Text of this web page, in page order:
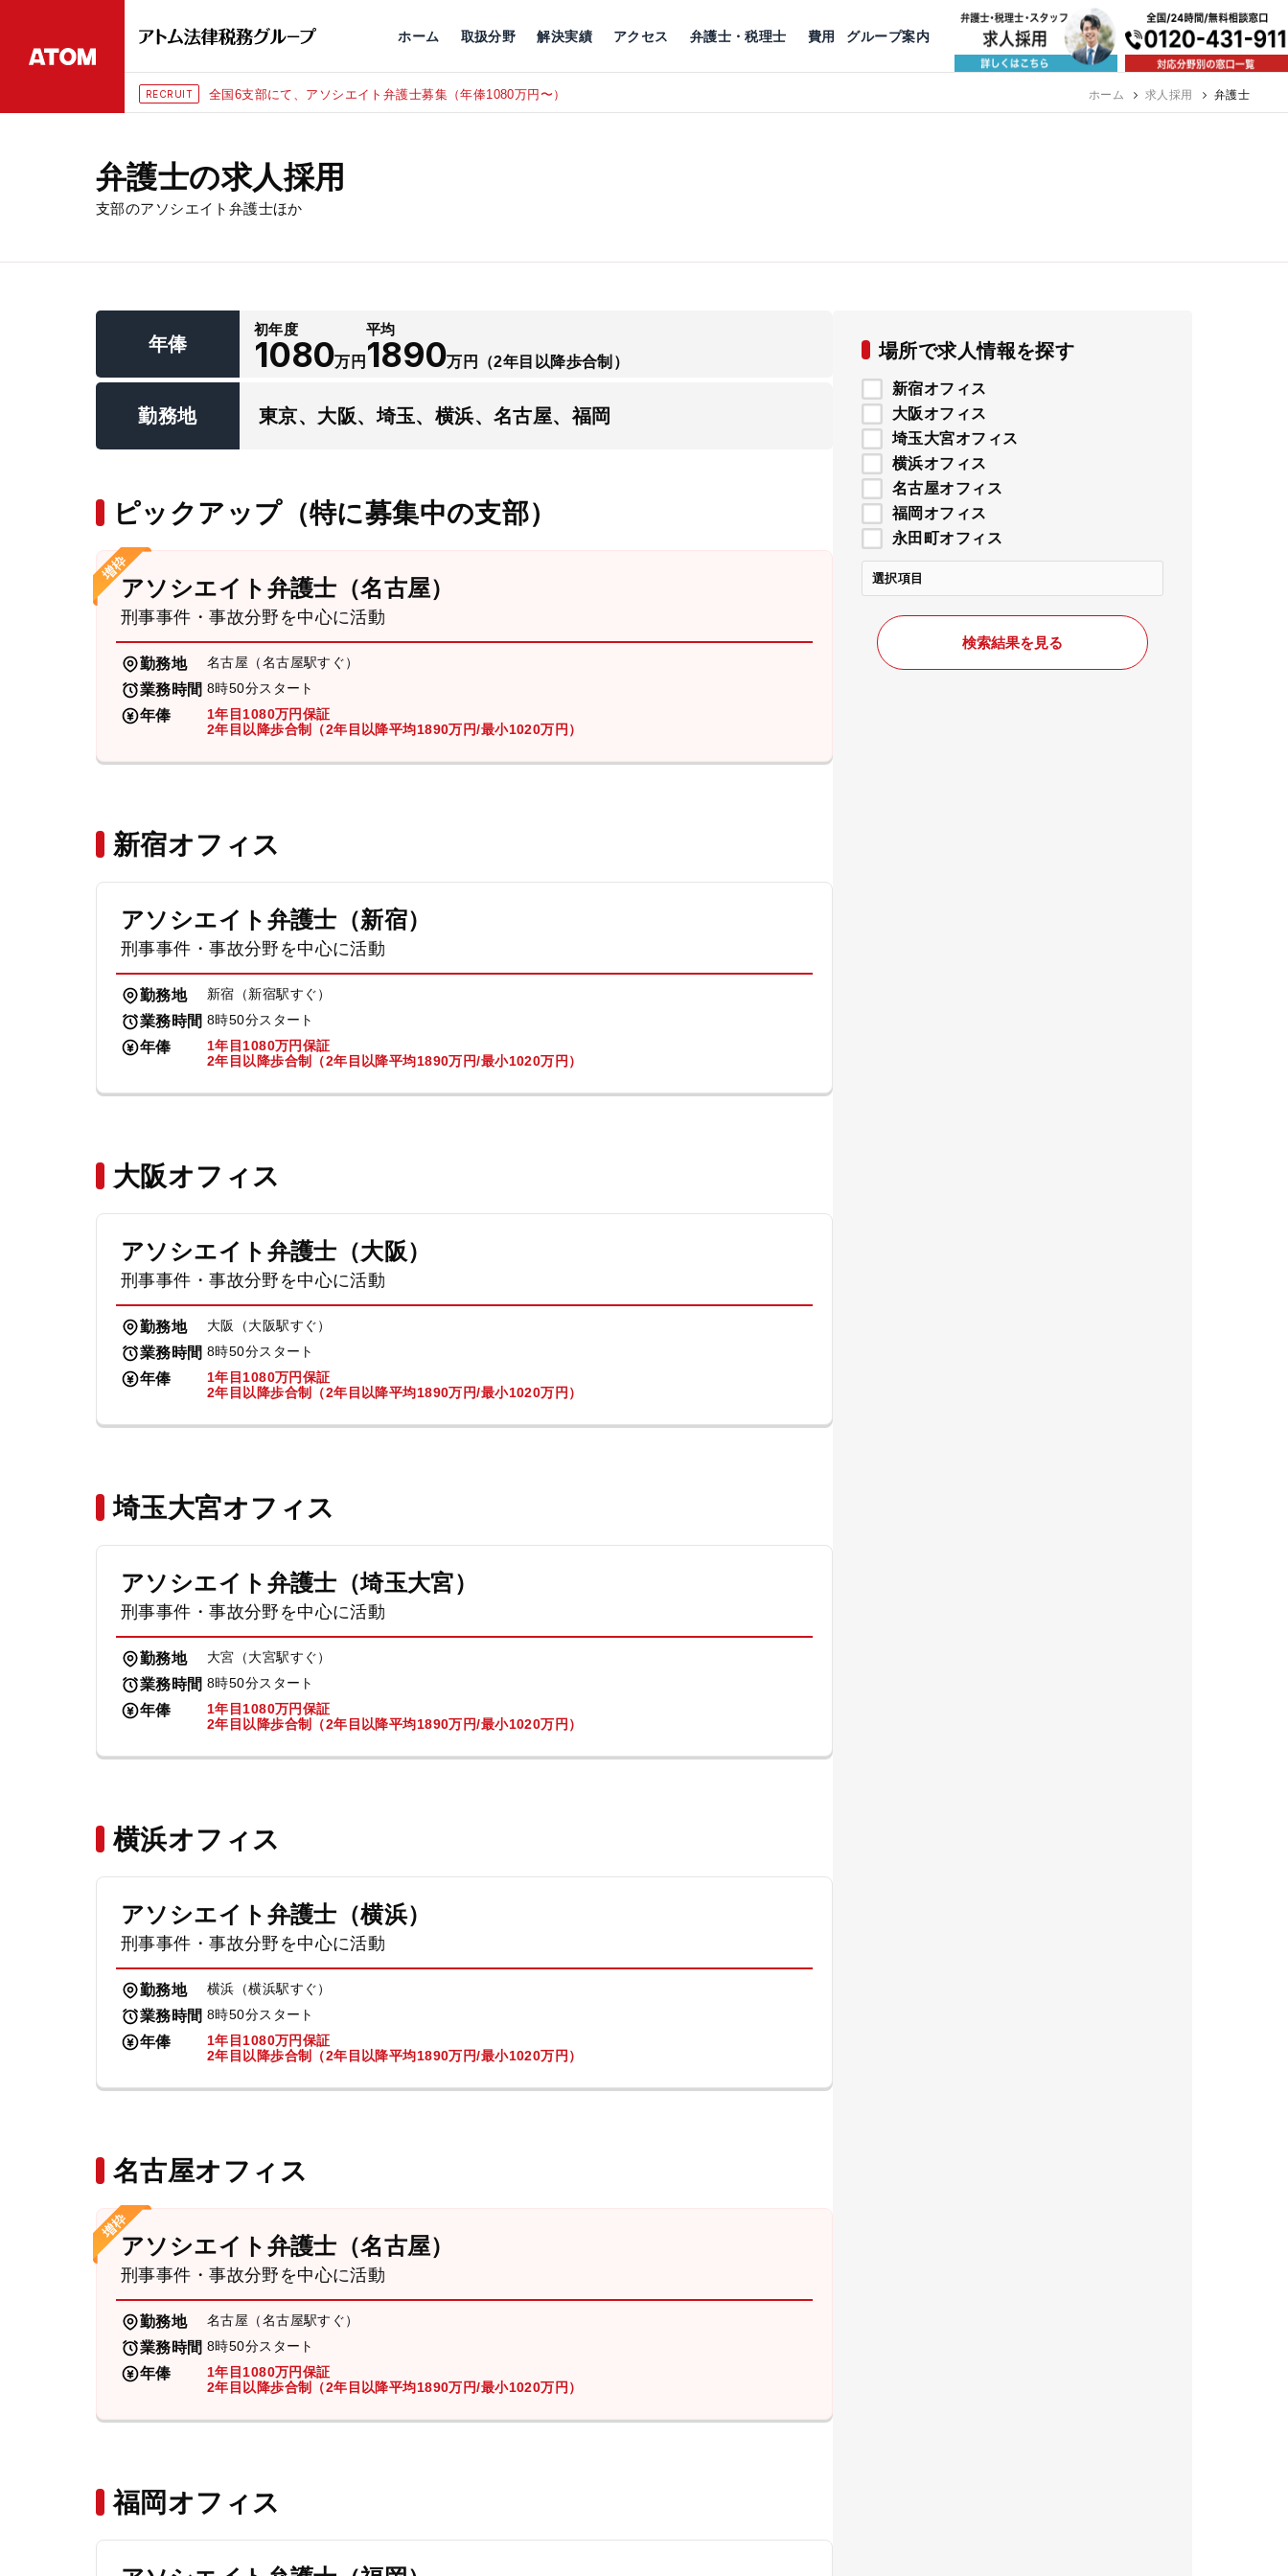
ホーム 取扱分野
公益活動
解決実績 アクセス
京都 神戸 福岡
弁護士・税理士 費用 グループ案内
全国6支部にて、アソシエイト弁護士募集（年俸1080万円〜）
弁護士の求人採用
支部のアソシエイト弁護士ほか
場所で求人情報を探す
新宿オフィス
大阪オフィス
埼玉大宮オフィス
横浜オフィス
名古屋オフィス
福岡オフィス
永田町オフィス
選択項目
検索結果を見る
年俸
初年度
1080万円
平均
1890万円 （2年目以降歩合制）
勤務地 東京、大阪、埼玉、横浜、名古屋、福岡
ピックアップ（特に募集中の支部）
アソシエイト弁護士（名古屋）
刑事事件・事故分野を中心に活動
勤務地 名古屋（名古屋駅すぐ）
業務時間 8時50分スタート
年俸
1年目1080万円保証
2年目以降歩合制（2年目以降平均1890万円/最小1020万円）
新宿オフィス
アソシエイト弁護士（新宿）
刑事事件・事故分野を中心に活動
勤務地 新宿（新宿駅すぐ）
業務時間 8時50分スタート
年俸
1年目1080万円保証
2年目以降歩合制（2年目以降平均1890万円/最小1020万円）
大阪オフィス
アソシエイト弁護士（大阪）
刑事事件・事故分野を中心に活動
勤務地 大阪（大阪駅すぐ）
業務時間 8時50分スタート
年俸
1年目1080万円保証
2年目以降歩合制（2年目以降平均1890万円/最小1020万円）
埼玉大宮オフィス
アソシエイト弁護士（埼玉大宮）
刑事事件・事故分野を中心に活動
勤務地 大宮（大宮駅すぐ）
業務時間 8時50分スタート
年俸
1年目1080万円保証
2年目以降歩合制（2年目以降平均1890万円/最小1020万円）
横浜オフィス
アソシエイト弁護士（横浜）
刑事事件・事故分野を中心に活動
勤務地 横浜（横浜駅すぐ）
業務時間 8時50分スタート
年俸
1年目1080万円保証
2年目以降歩合制（2年目以降平均1890万円/最小1020万円）
名古屋オフィス
アソシエイト弁護士（名古屋）
刑事事件・事故分野を中心に活動
勤務地 名古屋（名古屋駅すぐ）
業務時間 8時50分スタート
年俸
1年目1080万円保証
2年目以降歩合制（2年目以降平均1890万円/最小1020万円）
福岡オフィス
ホーム 求人採用 弁護士